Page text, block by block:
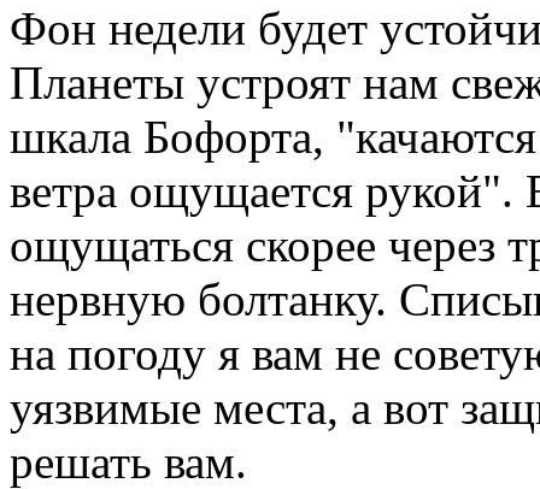
Фон недели будет
Планеты устроят нам
шкала Бофорта,
ветра ощущается рукой".
ощущаться скорее через
нервную болтанку.
на погоду я вам не
уязвимые места, а вот
решать вам.